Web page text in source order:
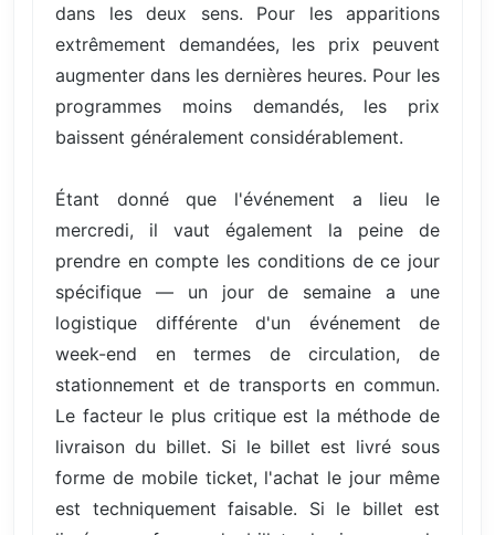
dans les deux sens. Pour les apparitions
extrêmement demandées, les prix peuvent
augmenter dans les dernières heures. Pour les
programmes moins demandés, les prix
baissent généralement considérablement.
Étant donné que l'événement a lieu le
mercredi, il vaut également la peine de
prendre en compte les conditions de ce jour
spécifique — un jour de semaine a une
logistique différente d'un événement de
week-end en termes de circulation, de
stationnement et de transports en commun.
Le facteur le plus critique est la méthode de
livraison du billet. Si le billet est livré sous
forme de mobile ticket, l'achat le jour même
est techniquement faisable. Si le billet est